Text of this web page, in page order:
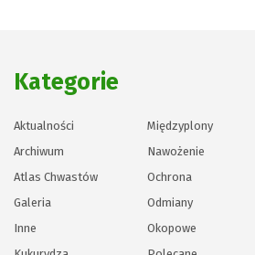
Kategorie
Aktualności
Archiwum
Atlas Chwastów
Galeria
Inne
Międzyplony
Nawożenie
Ochrona
Odmiany
Okopowe